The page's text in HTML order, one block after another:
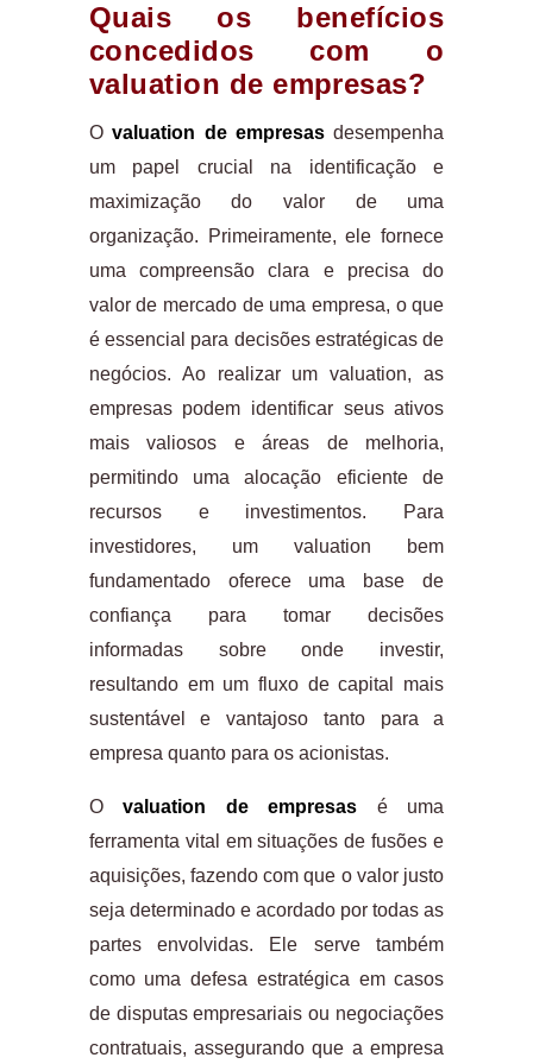
Quais os benefícios
concedidos com o
valuation de empresas?
Ovaluation de empresasdesempenha
um papel crucial na identificação e
maximização do valor de uma
organização. Primeiramente, ele fornece
uma compreensão clara e precisa do
valor de mercado de uma empresa, o que
é essencial para decisões estratégicas de
negócios. Ao realizar um valuation, as
empresas podem identificar seus ativos
mais valiosos e áreas de melhoria,
permitindo uma alocação eficiente de
recursos e investimentos. Para
investidores, um valuation bem
fundamentado oferece uma base de
confiança para tomar decisões
informadas sobre onde investir,
resultando em um fluxo de capital mais
sustentável e vantajoso tanto para a
empresa quanto para os acionistas.
Ovaluation de empresas é uma
ferramenta vital em situações de fusões e
aquisições, fazendo com que o valor justo
seja determinado e acordado por todas as
partes envolvidas. Ele serve também
como uma defesa estratégica em casos
de disputas empresariais ou negociações
contratuais, assegurando que a empresa